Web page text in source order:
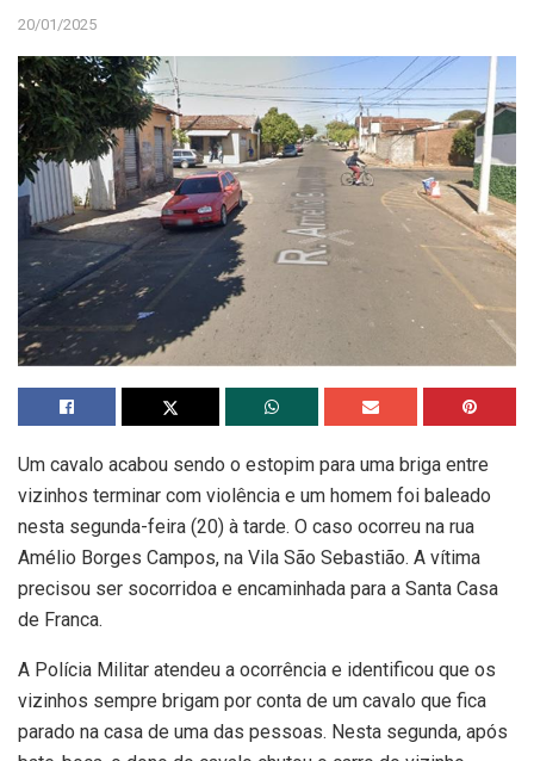
20/01/2025
Um cavalo acabou sendo o estopim para uma briga entre
vizinhos terminar com violência e um homem foi baleado
nesta segunda-feira (20) à tarde. O caso ocorreu na rua
Amélio Borges Campos, na Vila São Sebastião. A vítima
precisou ser socorridoa e encaminhada para a Santa Casa
de Franca.
A Polícia Militar atendeu a ocorrência e identificou que os
vizinhos sempre brigam por conta de um cavalo que fica
parado na casa de uma das pessoas. Nesta segunda, após